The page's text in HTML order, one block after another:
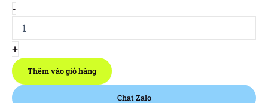
-Hóa
Đơn
Điện
Tử
M-
INVOICE-
Doanh
Nghiệp
+
Thêm vào giỏ hàng
Chat Zalo